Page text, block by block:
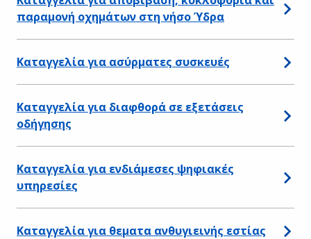
παραμονή οχημάτων στη νήσο Ύδρα
Καταγγελία για ασύρματες συσκευές
Καταγγελία για διαφθορά σε εξετάσεις
οδήγησης
Καταγγελία για ενδιάμεσες ψηφιακές
υπηρεσίες
Καταγγελία για θεματα ανθυγιεινής εστίας